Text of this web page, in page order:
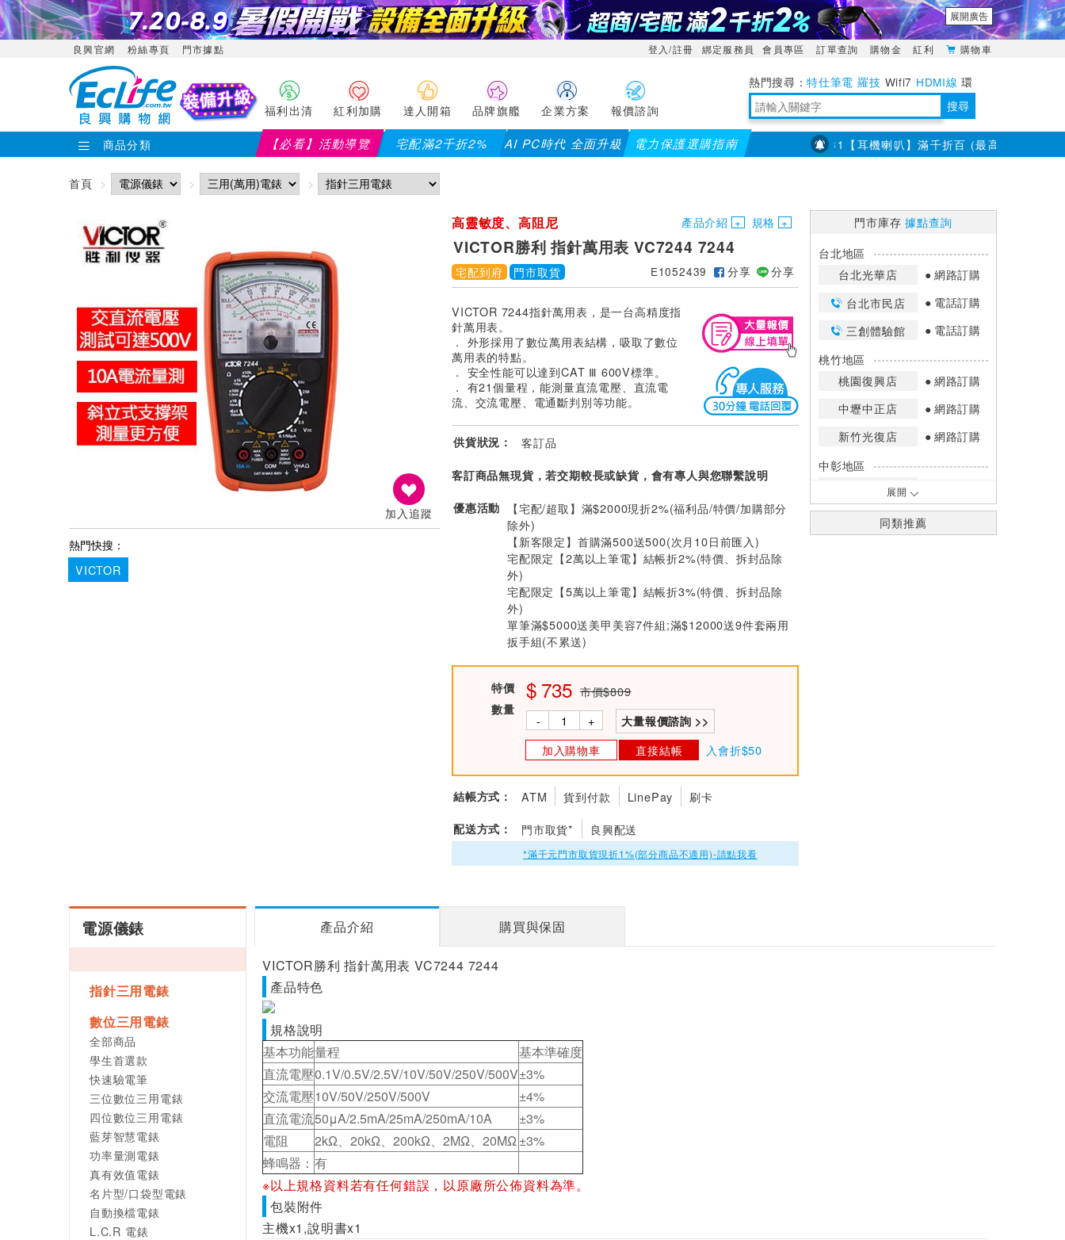
展開廣告
良興官網 粉絲專頁 門市據點 登入/註冊 綁定服務員 會員專區 訂單查詢 購物金 紅利 購物車
福利出清 紅利加購 達人開箱 品牌旗艦 企業方案 報價諮詢
特仕筆電 羅技 Wifi7 HDMI線 環
境量測 明緯POWER 搜尋
商品分類 【必看】活動導覽 宅配滿2千折2% AI PC時代 全面升級 電力保護選購指南
【PX大通】全館滿千折百(部分品項不適用，滿2千折200...) 儀錶指定款單筆滿8000折200 (最高可折$400 7/23~8/31【耳機喇叭】滿千折百 (最高折3百) 部分
首頁
加入追蹤
熱門快搜：
VICTOR
高靈敏度、高阻尼 產品介紹 規格
VICTOR勝利 指針萬用表 VC7244 7244
宅配到府 門市取貨 E1052439 分享 分享
VICTOR 7244指針萬用表，是一台高精度指
針萬用表。
． 外形採用了數位萬用表結構，吸取了數位
萬用表的特點。
． 安全性能可以達到CAT Ⅲ 600V標準。
． 有21個量程，能測量直流電壓、直流電
流、交流電壓、電通斷判別等功能。
供貨狀況： 客訂品
客訂商品無現貨，若交期較長或缺貨，會有專人與您聯繫說明
優惠活動
【宅配/超取】滿$2000現折2%(福利品/特價/加購部分
除外)
【新客限定】首購滿500送500(次月10日前匯入)
宅配限定【2萬以上筆電】結帳折2%(特價、拆封品除
外)
宅配限定【5萬以上筆電】結帳折3%(特價、拆封品除
外)
單筆滿$5000送美甲美容7件組;滿$12000送9件套兩用
扳手組(不累送)
特價 735 市價$809
數量
- + 大量報價諮詢 >>
加入購物車 直接結帳 入會折$50
結帳方式： ATM 貨到付款 LinePay 刷卡
配送方式： 門市取貨* 良興配送
*滿千元門市取貨現折1%(部分商品不適用)-請點我看
門市庫存據點查詢
台北地區
台北光華店
網路訂購
台北市民店
電話訂購
三創體驗館
電話訂購
桃竹地區
桃園復興店
網路訂購
中壢中正店
網路訂購
新竹光復店
網路訂購
中彰地區
台中英才店
嘉南地區
高雄中華店
網路訂購
展開
同類推薦
電源儀錶
指針三用電錶
數位三用電錶
全部商品
學生首選款
快速驗電筆
三位數位三用電錶
四位數位三用電錶
藍芽智慧電錶
功率量測電錶
真有效值電錶
名片型/口袋型電錶
自動換檔電錶
L.C.R 電錶
產品介紹 購買與保固
VICTOR勝利 指針萬用表 VC7244 7244
產品特色
規格說明
基本功能量程
基本準確度
直流電壓0.1V/0.5V/2.5V/10V/50V/250V/500V±3%
交流電壓10V/50V/250V/500V
±4%
直流電流50μA/2.5mA/25mA/250mA/10A
±3%
電阻
2kΩ、20kΩ、200kΩ、2MΩ、20MΩ±3%
蜂鳴器： 有
※以上規格資料若有任何錯誤，以原廠所公佈資料為準。
包裝附件
主機x1,說明書x1